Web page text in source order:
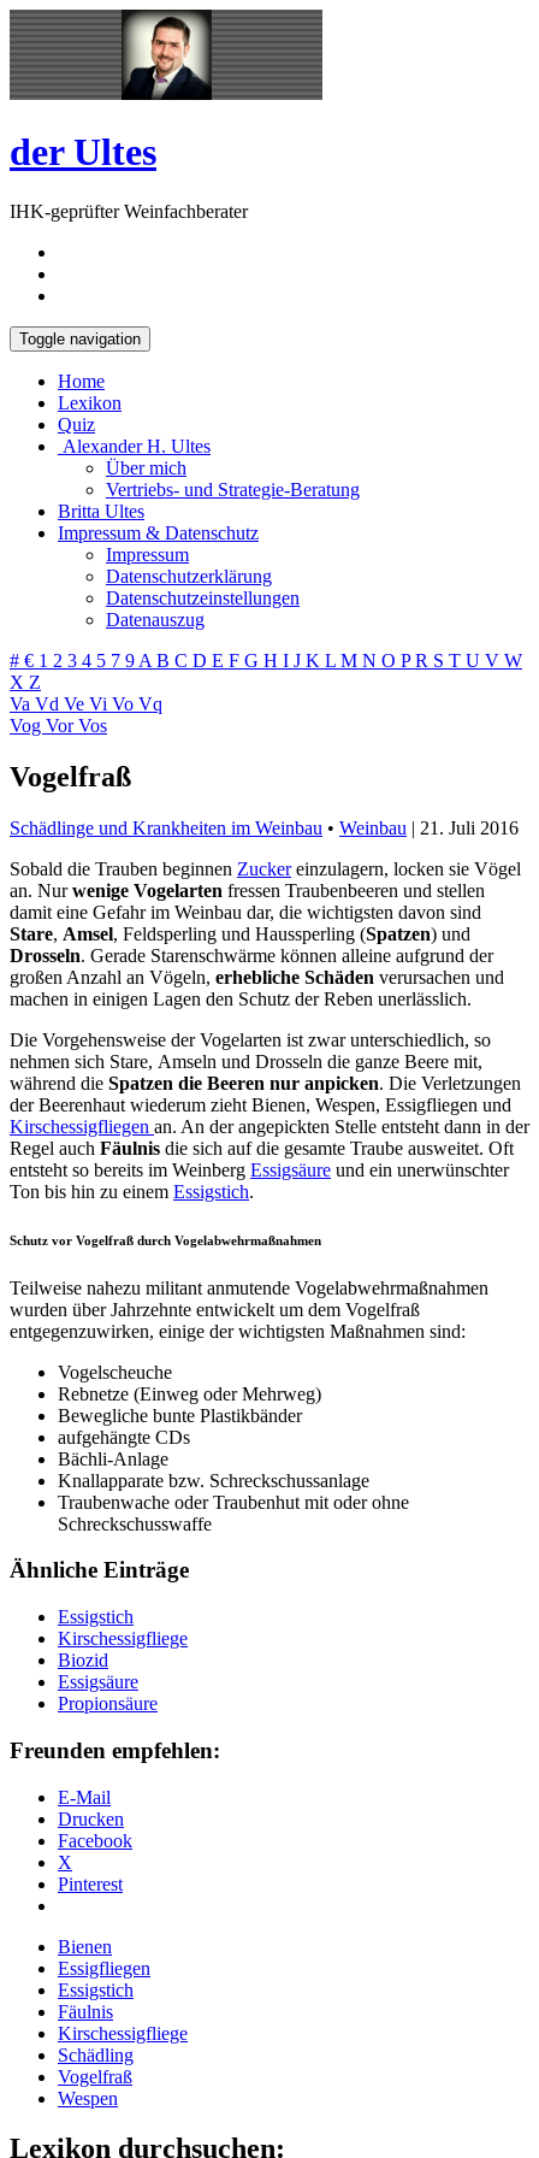
Skip
to
content
Open
Sidebar
der Ultes
IHK-geprüfter Weinfachberater
Toggle navigation
Home
Lexikon
Quiz
Alexander H. Ultes
Über mich
Vertriebs- und Strategie-Beratung
Britta Ultes
Impressum & Datenschutz
Impressum
Datenschutzerklärung
Datenschutzeinstellungen
Datenauszug
# € 1 2 3 4 5 7 9 A B C D E F G H I J K L M N O PR S T U V W
X Z
Va Vd Ve Vi Vo Vq
Vog VorVos
Vogelfraß
Schädlinge und Krankheiten im Weinbau • Weinbau | 21. Juli 2016
Sobald die Trauben beginnen Zuckereinzulagern, locken sie Vögel
an. Nurwenige Vogelarten fressen Traubenbeeren und stellen
damit eine Gefahr im Weinbau dar, die wichtigsten davon sind
Stare, Amsel, Feldsperling und Haussperling (Spatzen) und
Drosseln. Gerade Starenschwärme können alleine aufgrund der
großen Anzahl an Vögeln, erhebliche Schäden verursachen und
machen in einigen Lagen den Schutz der Reben unerlässlich.
Die Vorgehensweise der Vogelarten ist zwar unterschiedlich, so
nehmen sich Stare, Amseln und Drosseln die ganze Beere mit,
während die Spatzen die Beeren nur anpicken. Die Verletzungen
der Beerenhaut wiederum zieht Bienen, Wespen, Essigfliegen und
Kirschessigfliegen an. An der angepickten Stelle entsteht dann in der
Regel auch Fäulnis die sich auf die gesamte Traube ausweitet. Oft
entsteht so bereits im Weinberg Essigsäure und ein unerwünschter
Ton bis hin zu einem Essigstich.
Schutz vor Vogelfraß durch Vogelabwehrmaßnahmen
Teilweise nahezu militant anmutende Vogelabwehrmaßnahmen
wurden über Jahrzehnte entwickelt um dem Vogelfraß
entgegenzuwirken, einige der wichtigsten Maßnahmen sind:
Vogelscheuche
Rebnetze (Einweg oder Mehrweg)
Bewegliche bunte Plastikbänder
aufgehängte CDs
Bächli-Anlage
Knallapparate bzw. Schreckschussanlage
Traubenwache oder Traubenhut mit oder ohne
Schreckschusswaffe
Ähnliche Einträge
Essigstich
Kirschessigfliege
Biozid
Essigsäure
Propionsäure
Freunden empfehlen:
E-Mail
Drucken
Facebook
X
Pinterest
Bienen
Essigfliegen
Essigstich
Fäulnis
Kirschessigfliege
Schädling
Vogelfraß
Wespen
Lexikon durchsuchen: